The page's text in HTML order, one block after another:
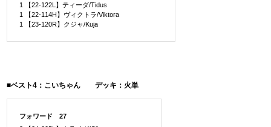
1 【22-122L】ティーダ/Tidus
1 【22-114H】ヴィクトラ/Viktora
1 【23-120R】クジャ/Kuja
■ベスト4：こいちゃん デッキ：火単
フォワード 27